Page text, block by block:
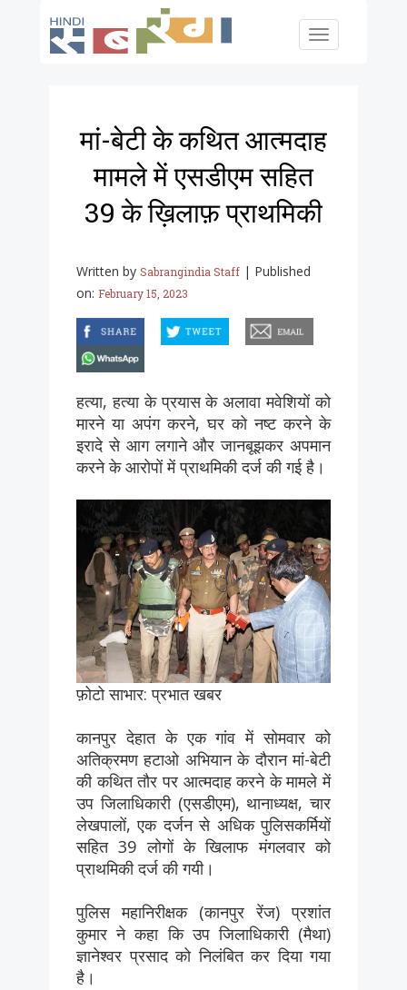
Toggle
मां-बेटी के कथित आत्मदाह
मामले में एसडीएम सहित
39 के ख़िलाफ़ प्राथमिकी
Written by Sabrangindia Staff | Published
on: February 15, 2023
हत्या, हत्या के प्रयास के अलावा मवेशियों को
मारने या अपंग करने, घर को नष्ट करने के
इरादे से आग लगाने और जानबूझकर अपमान
करने के आरोपों में प्राथमिकी दर्ज की गई है।
फ़ोटो साभार: प्रभात खबर
कानपुर देहात के एक गांव में सोमवार को
अतिक्रमण हटाओ अभियान के दौरान मां-बेटी
की कथित तौर पर आत्मदाह करने के मामले में
उप जिलाधिकारी (एसडीएम), थानाध्यक्ष, चार
लेखपालों, एक दर्जन से अधिक पुलिसकर्मियों
सहित 39 लोगों के खिलाफ मंगलवार को
प्राथमिकी दर्ज की गयी।
पुलिस महानिरीक्षक (कानपुर रेंज) प्रशांत
कुमार ने कहा कि उप जिलाधिकारी (मैथा)
ज्ञानेश्वर प्रसाद को निलंबित कर दिया गया
है।